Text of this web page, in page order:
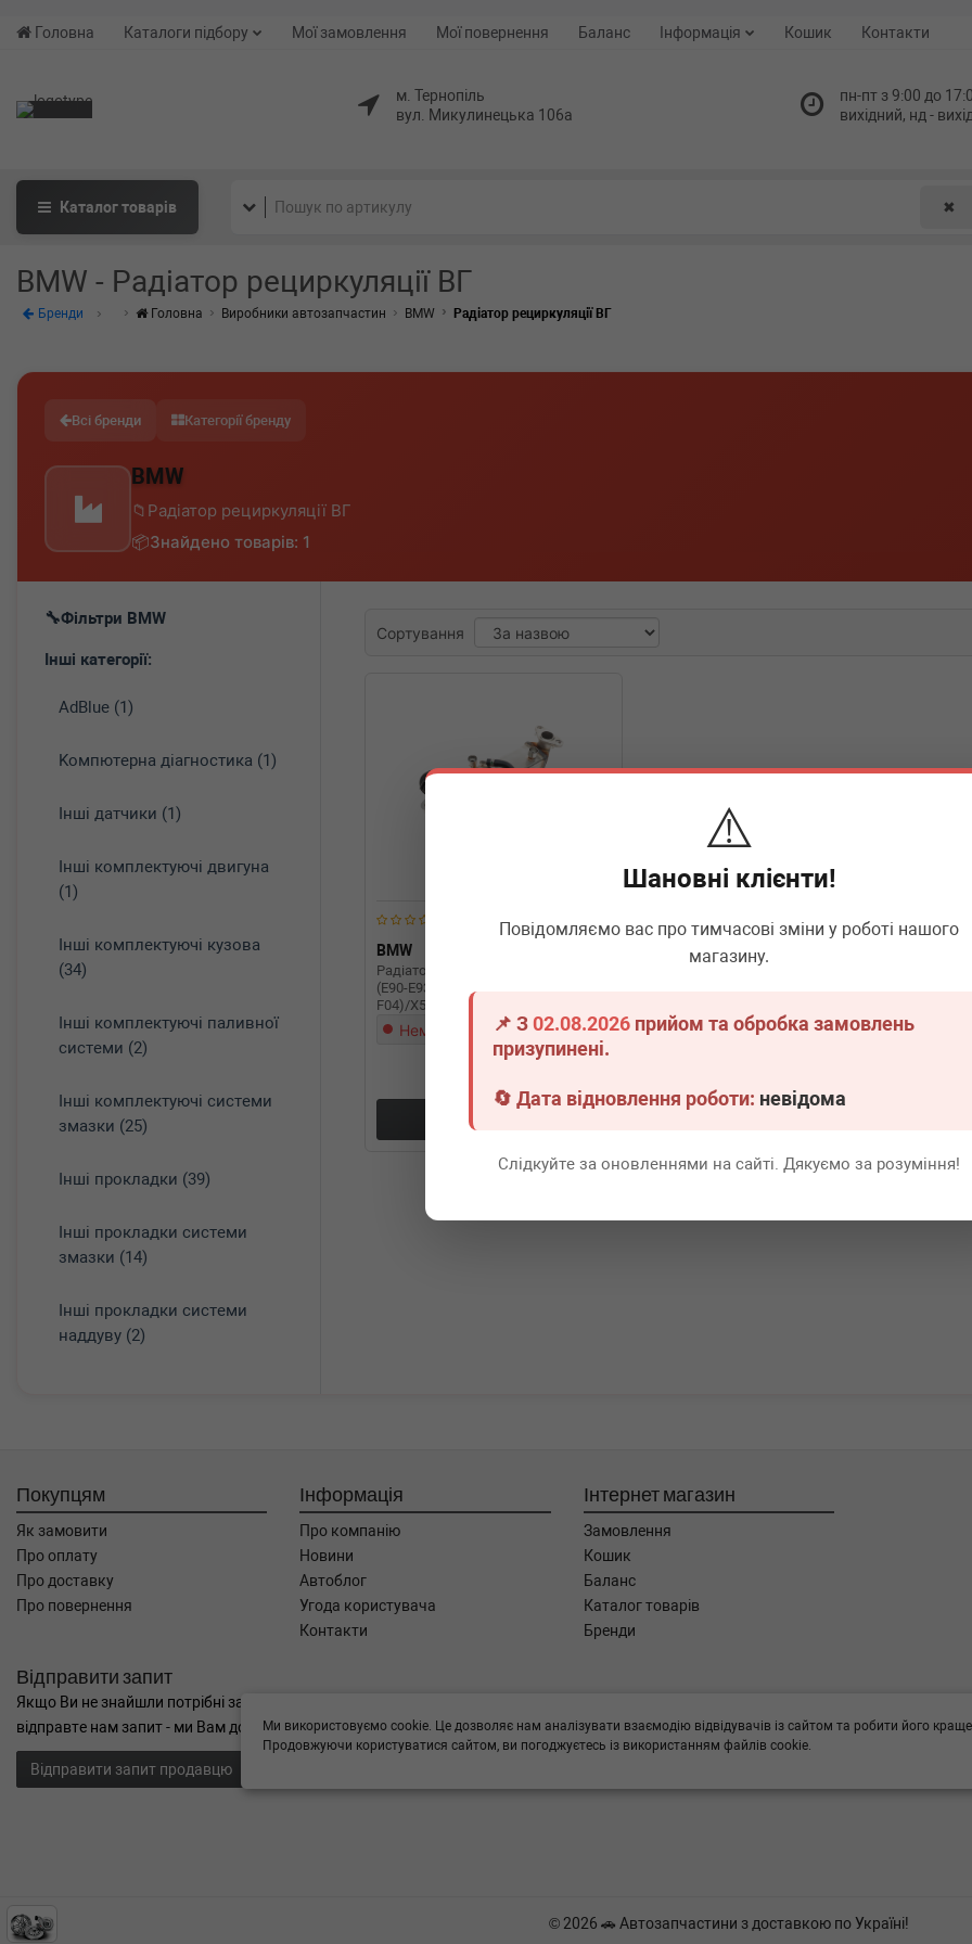
⚠️
Шановні клієнти!
Повідомляємо вас про тимчасові зміни у роботі нашого
магазину.
📌 З02.08.2026 прийом та обробка замовлень
призупинені.
🔄 Дата відновлення роботи: невідома
Слідкуйте за оновленнями на сайті. Дякуємо за розуміння!
Головна Каталоги підбору Мої замовлення Мої повернення Баланс Інформація Кошик Контакти
м. Тернопіль
вул. Микулинецька 106а
пн-пт з 9:00 до
вихідний, нд -
Каталогтоварів ✖
BMW - Радіатор рециркуляції ВГ
Бренди Головна Виробники автозапчастин BMW Радіатор рециркуляції ВГ
Всі бренди Категорії бренду
BMW
Радіатор рециркуляції ВГ
Знайдено товарів: 1
Фільтри BMW
Інші категорії:
AdBlue (1)
Koмпютepнa діaгнocтикa (1)
Інші датчики (1)
Інші комплектуючі двигуна
(1)
Інші комплектуючі кузова
(34)
Інші комплектуючі паливної
системи (2)
Інші комплектуючі системи
змазки (25)
Інші прокладки (39)
Інші прокладки системи
змазки (14)
Інші прокладки системи
наддуву (2)
Сортування
BMW
Радіатор рециркуляції ВГ BMW 3
(E90-E93)/5 (F10/F11/F07)/7 (F01-
F04)/X5 (E70) 08-13 N57
Немає в наявності
Покупцям
Як замовити
Про оплату
Про доставку
Про повернення
Інформація
Про компанію
Новини
Автоблог
Угода користувача
Контакти
Інтернет магазин
Замовлення
Кошик
Баланс
Каталог товарів
Бренди
Відправити запит
Якщо Ви не знайшли потрібні запчастини, або Вам потрібна допомога в підборі,
відправте нам запит - ми Вам допоможемо
Відправити запит продавцю
© 2026 🚗 Автозапчастини з доставкою по Україні!
Ми використовуємо cookie. Це дозволяє нам аналізувати взаємодію відвідувачів із сайтом та робити його
Продовжуючи користуватися сайтом, ви погоджуєтесь із використанням файлів cookie.